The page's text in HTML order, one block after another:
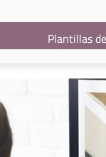
Plantillas